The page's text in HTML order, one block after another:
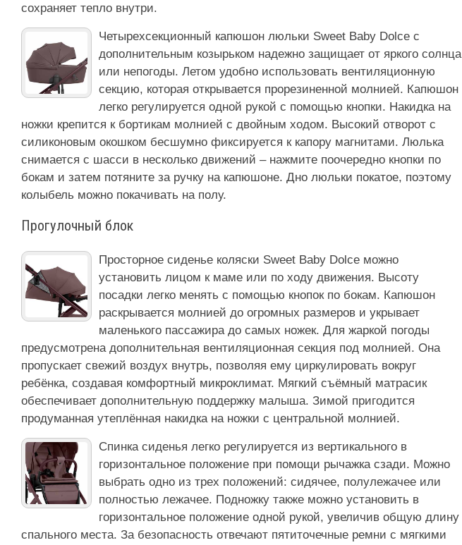
сохраняет тепло внутри.
Четырехсекционный капюшон люльки Sweet Baby Dolce с
дополнительным козырьком надежно защищает от яркого солнца
или непогоды. Летом удобно использовать вентиляционную
секцию, которая открывается прорезиненной молнией. Капюшон
легко регулируется одной рукой с помощью кнопки. Накидка на
ножки крепится к бортикам молнией с двойным ходом. Высокий отворот с
силиконовым окошком бесшумно фиксируется к капору магнитами. Люлька
снимается с шасси в несколько движений – нажмите поочередно кнопки по
бокам и затем потяните за ручку на капюшоне. Дно люльки покатое, поэтому
колыбель можно покачивать на полу.
Прогулочный блок
Просторное сиденье коляски Sweet Baby Dolce можно
установить лицом к маме или по ходу движения. Высоту
посадки легко менять с помощью кнопок по бокам. Капюшон
раскрывается молнией до огромных размеров и укрывает
маленького пассажира до самых ножек. Для жаркой погоды
предусмотрена дополнительная вентиляционная секция под молнией. Она
пропускает свежий воздух внутрь, позволяя ему циркулировать вокруг
ребёнка, создавая комфортный микроклимат. Мягкий съёмный матрасик
обеспечивает дополнительную поддержку малыша. Зимой пригодится
продуманная утеплённая накидка на ножки с центральной молнией.
Спинка сиденья легко регулируется из вертикального в
горизонтальное положение при помощи рычажка сзади. Можно
выбрать одно из трех положений: сидячее, полулежачее или
полностью лежачее. Подножку также можно установить в
горизонтальное положение одной рукой, увеличив общую длину
спального места. За безопасность отвечают пятиточечные ремни с мягкими